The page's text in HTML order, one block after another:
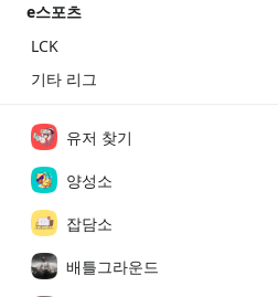
e스포츠
LCK
기타 리그
유저 찾기
양성소
잡담소
배틀그라운드